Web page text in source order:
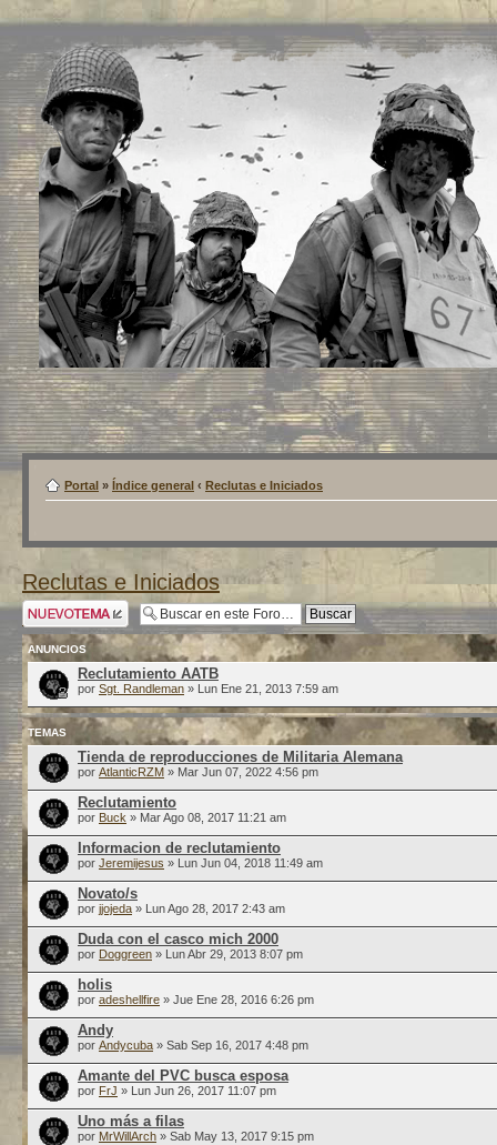
Portal » Índice general ‹ Reclutas e Iniciados
Reclutas e Iniciados
Publicar un nuevo
tema
ANUNCIOS
Reclutamiento AATB
por Sgt. Randleman » Lun Ene 21, 2013 7:59 am
TEMAS
Tienda de reproducciones de Militaria Alemana
por AtlanticRZM » Mar Jun 07, 2022 4:56 pm
Reclutamiento
por Buck » Mar Ago 08, 2017 11:21 am
Informacion de reclutamiento
por Jeremijesus » Lun Jun 04, 2018 11:49 am
Novato/s
por jjojeda » Lun Ago 28, 2017 2:43 am
Duda con el casco mich 2000
por Doggreen » Lun Abr 29, 2013 8:07 pm
holis
por adeshellfire » Jue Ene 28, 2016 6:26 pm
Andy
por Andycuba » Sab Sep 16, 2017 4:48 pm
Amante del PVC busca esposa
por FrJ » Lun Jun 26, 2017 11:07 pm
Uno más a filas
por MrWillArch » Sab May 13, 2017 9:15 pm